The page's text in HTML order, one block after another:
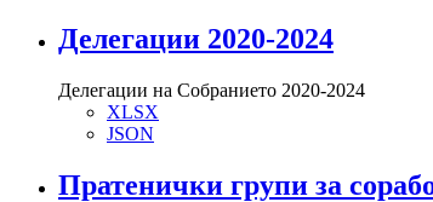
Делегации 2020-2024
Делегации на Собранието 2020-2024
XLSX
JSON
Пратенички групи за